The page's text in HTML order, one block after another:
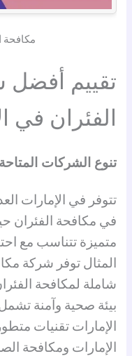
مكافحة
تقييم
الفئران في
تنوع الشركات المتاحة
تتوفر في الإمارات
في مكافحة الفئران
متميزة تتناسب مع
المثال توفر شركة
شاملة لمكافحة
بيئة صحية وآمنة
الإمارات تقنيات
الإمارات ومكافحة